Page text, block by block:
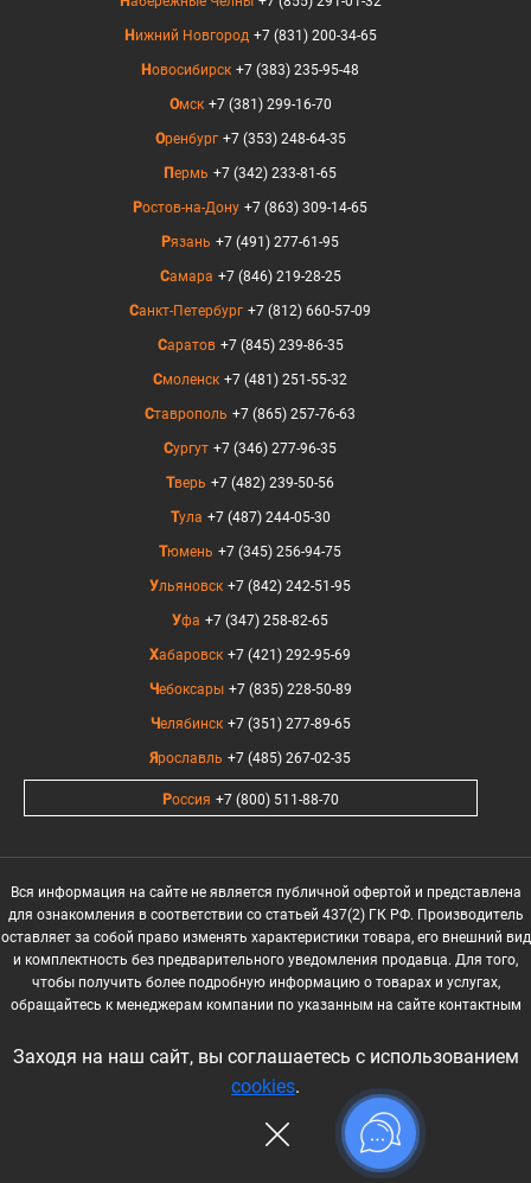
Нижний Новгород +7 (831) 200-34-65
Новосибирск +7 (383) 235-95-48
Омск +7 (381) 299-16-70
Оренбург +7 (353) 248-64-35
Пермь +7 (342) 233-81-65
Ростов-на-Дону +7 (863) 309-14-65
Рязань +7 (491) 277-61-95
Самара +7 (846) 219-28-25
Санкт-Петербург +7 (812) 660-57-09
Саратов +7 (845) 239-86-35
Смоленск +7 (481) 251-55-32
Ставрополь +7 (865) 257-76-63
Сургут +7 (346) 277-96-35
Тверь +7 (482) 239-50-56
Тула +7 (487) 244-05-30
Тюмень +7 (345) 256-94-75
Ульяновск +7 (842) 242-51-95
Уфа +7 (347) 258-82-65
Хабаровск +7 (421) 292-95-69
Чебоксары +7 (835) 228-50-89
Челябинск +7 (351) 277-89-65
Ярославль +7 (485) 267-02-35
Россия +7 (800) 511-88-70
Вся информация на сайте не является публичной офертой и представлена
для ознакомления в соответствии со статьей 437(2) ГК РФ. Производитель
оставляет за собой право изменять характеристики товара, его внешний вид
и комплектность без предварительного уведомления продавца. Для того,
чтобы получить более подробную информацию о товарах и услугах,
обращайтесь к менеджерам компании по указанным на сайте контактным
© 2017-2026 ООО "Прогрессивные решения": fci, inprime, inprime mx, invent,
lci, mci, nci, sdi, vci, sbi, sbim, sbip, sni, ssi, ssip,
развернуть...
оборудования производства INSTART. Поставка по РФ.
Презентация Прайс-лист
Заходя на наш сайт, вы соглашаетесь с использованием
cookies.